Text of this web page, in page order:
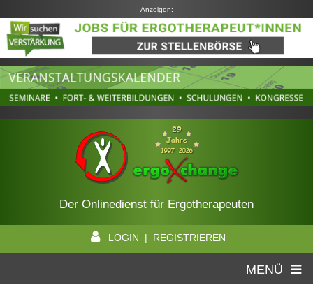
Anzeigen:
Der Onlinedienst für Ergotherapeuten
LOGIN | REGISTRIEREN
MENÜ